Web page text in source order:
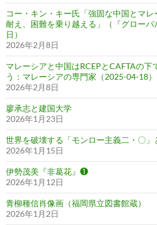
コー・キン・キー氏「強固な中国とマ
耐え、困難を乗り越える」（『グロー
日）
2026年2月8日
マレーシアと中国はRCEPとCAFTAの下
う：マレーシアの専門家（2025-04-18）
2026年2月8日
廖承志と建国大学
2026年1月23日
世界を破壊する「モンロー主義二・〇」
2026年1月15日
伊勢茂美『非葛花』❶
2026年1月12日
青柳種信肖像画（福岡県立図書館蔵）
2026年1月2日